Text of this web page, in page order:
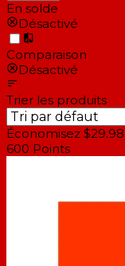
En solde
Désactivé
Comparaison
Désactivé
Trier les produits
Économisez $29.98
600 Points